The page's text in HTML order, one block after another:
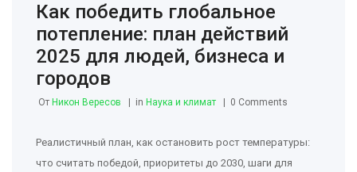
Как победить глобальное
потепление: план действий
2025 для людей, бизнеса и
городов
От Никон Вересов in Наука и климат 0 Comments
Реалистичный план, как остановить рост температуры:
что считать победой, приоритеты до 2030, шаги для